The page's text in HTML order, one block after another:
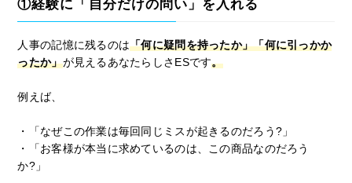
①経験に「自分だけの問い」を入れる
人事の記憶に残るのは「何に疑問を持ったか」「何に引っかか
ったか」が見えるあなたらしさESです。
例えば、
・「なぜこの作業は毎回同じミスが起きるのだろう?」
・「お客様が本当に求めているのは、この商品なのだろう
か?」